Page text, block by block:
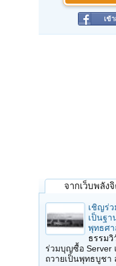
เข้
จากเว็บพลัง
เชิญร่
เป็นฐา
พุทธศ
ธรรม
ร่วมบุญซื้อ Server
ถวายเป็นพุทธบูชา